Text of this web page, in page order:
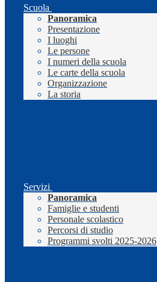
Scuola
Panoramica
Presentazione
I luoghi
Le persone
I numeri della scuola
Le carte della scuola
Organizzazione
La storia
Servizi
Panoramica
Famiglie e studenti
Personale scolastico
Percorsi di studio
Programmi svolti 2025-2026